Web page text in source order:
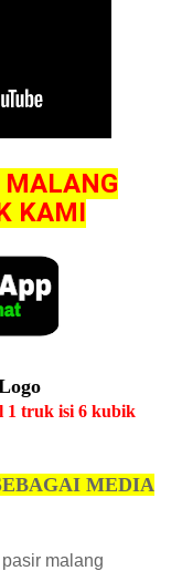
MALANG
KAMI
1 truk isi 6 kubik
MEDIA
malang